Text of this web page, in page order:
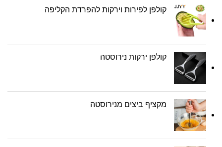
קולפן לפירות וירקות להפרדת הקליפה
קולפן ירקות נירוסטה
מקציף ביצים מנירוסטה